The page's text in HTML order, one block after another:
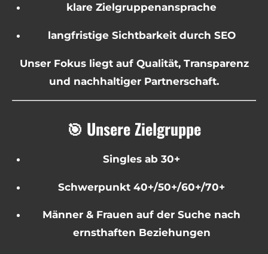
klare Zielgruppenansprache
langfristige Sichtbarkeit durch SEO
Unser Fokus liegt auf Qualität, Transparenz
und nachhaltiger Partnerschaft.
🎯 Unsere Zielgruppe
Singles ab 30+
Schwerpunkt 40+/50+/60+/70+
Männer & Frauen auf der Suche nach
ernsthaften Beziehungen